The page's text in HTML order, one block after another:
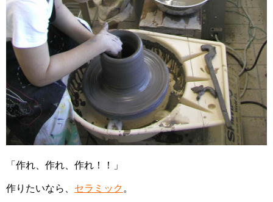
「作れ、作れ、作れ！！」
作りたいなら、 セラミック 。